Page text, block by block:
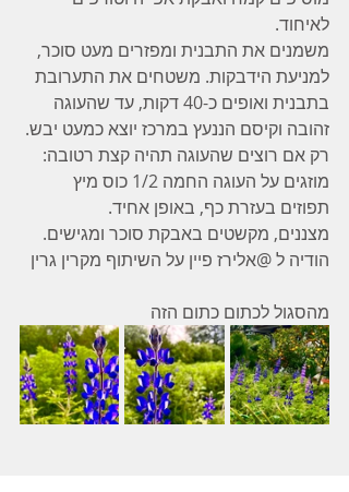
לאיחוד.
משמנים את התבנית ומפזרים מעט סוכר,
למניעת הידבקות. משטחים את התערובת
בתבנית ואופים כ-40 דקות, עד שהעוגה
זהובה וקיסם הננעץ במרכז יוצא כמעט יבש.
רק אם רוצים שהעוגה תהיה קצת רטובה:
מוזגים על העוגה החמה 1/2 כוס מיץ
תפוזים בעזרת כף, באופן אחיד.
מצננים, מקשטים באבקת סוכר ומגישים.
הודיה ל @⁨אלירז פיין⁩ על השיתוף מקרין גרין
מהסגול לכתום כתום הזה